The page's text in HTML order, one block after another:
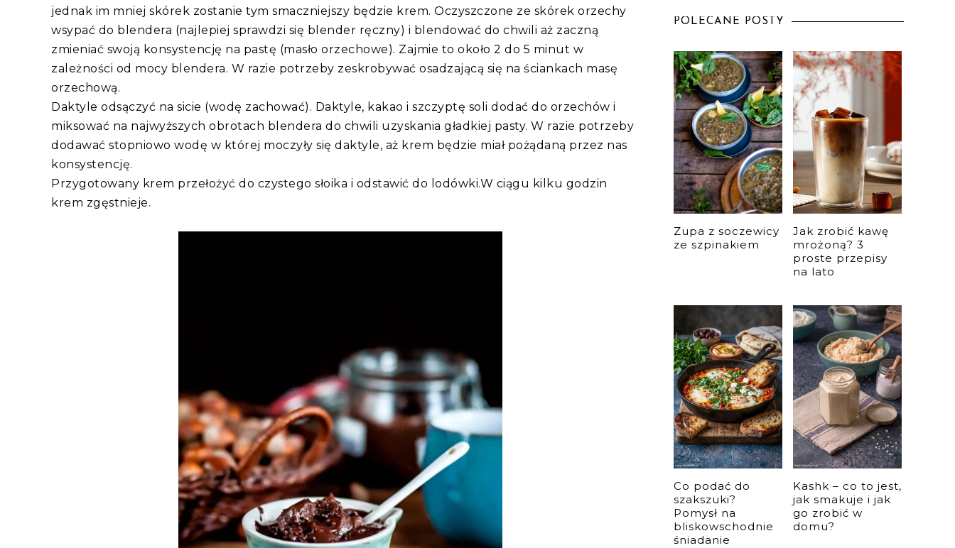
jednak im mniej skórek zostanie tym smaczniejszy będzie krem. Oczyszczone ze skórek orzechy
wsypać do blendera (najlepiej sprawdzi się blender ręczny) i blendować do chwili aż zaczną
zmieniać swoją konsystencję na pastę (masło orzechowe). Zajmie to około 2 do 5 minut w
zależności od mocy blendera. W razie potrzeby zeskrobywać osadzającą się na ściankach masę
orzechową.
Daktyle odsączyć na sicie (wodę zachować). Daktyle, kakao i szczyptę soli dodać do orzechów i
miksować na najwyższych obrotach blendera do chwili uzyskania gładkiej pasty. W razie potrzeby
dodawać stopniowo wodę w której moczyły się daktyle, aż krem będzie miał pożądaną przez nas
konsystencję.
Przygotowany krem przełożyć do czystego słoika i odstawić do lodówki.W ciągu kilku godzin
krem zgęstnieje.
POLECANE POSTY
Zupa z soczewicy
ze szpinakiem
Jak zrobić kawę
mrożoną? 3
proste przepisy
na lato
Co podać do
szakszuki?
Pomysł na
bliskowschodnie
śniadanie
Kashk – co to jest,
jak smakuje i jak
go zrobić w
domu?